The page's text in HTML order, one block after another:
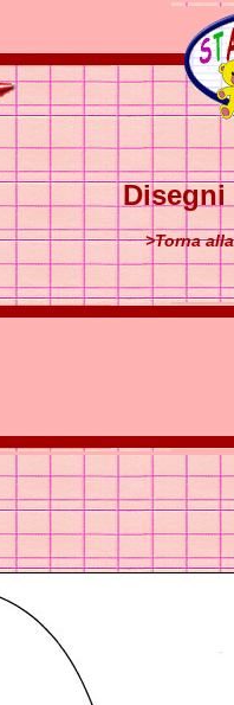
Disegni
>Torna